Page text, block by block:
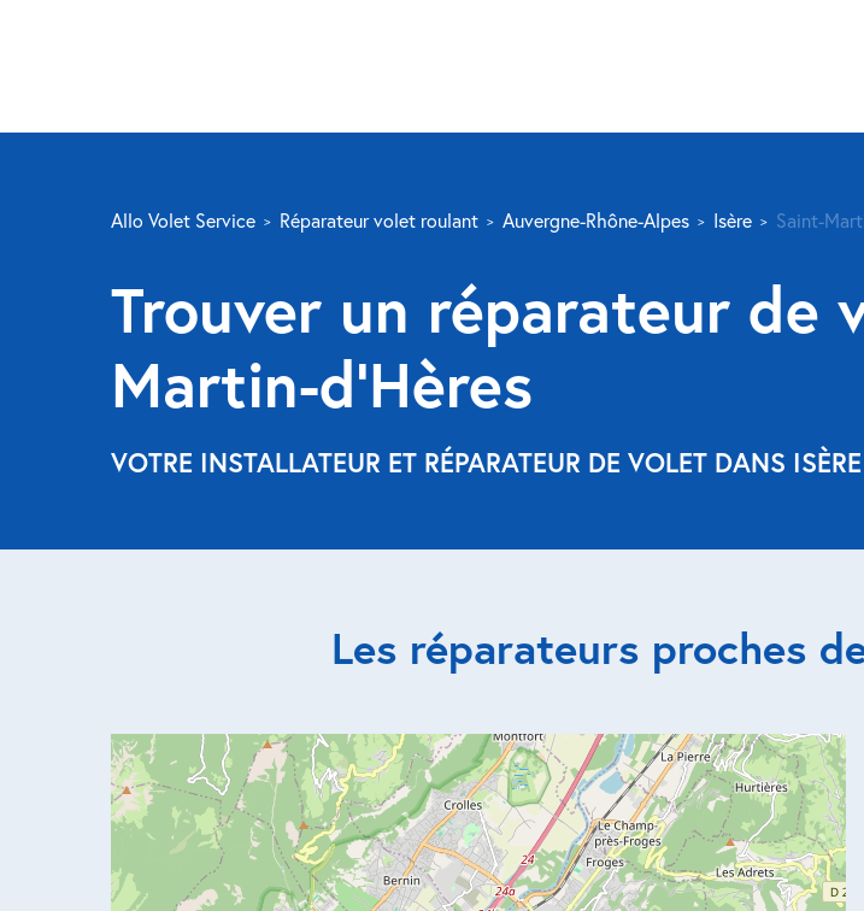
Allo Volet Service Réparateur volet roulant Auvergne-Rhône-Alpes Isère Saint-
Trouver un réparateur de
Martin-d’Hères
VOTRE INSTALLATEUR ET RÉPARATEUR DE VOLET DANS ISÈRE
Les réparateurs proches